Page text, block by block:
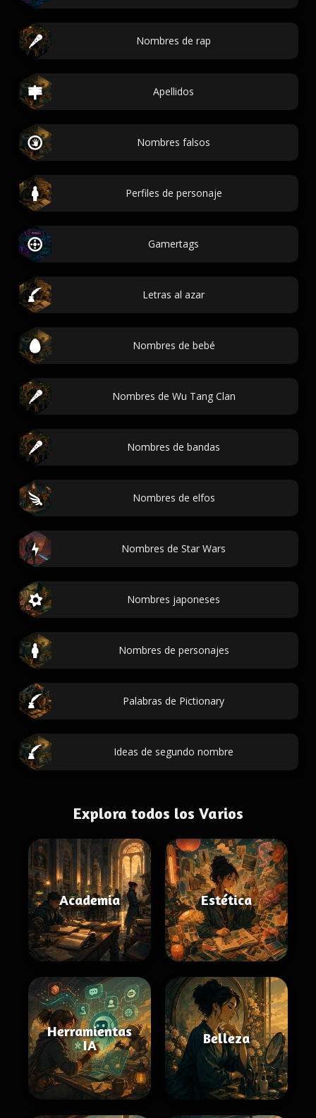
Nombres de rap
Apellidos
Nombres falsos
Perfiles de personaje
Gamertags
Letras al azar
Nombres de bebé
Nombres de Wu Tang Clan
Nombres de bandas
Nombres de elfos
Nombres de Star Wars
Nombres japoneses
Nombres de personajes
Palabras de Pictionary
Ideas de segundo nombre
Explora todos los Varios
Academia Estética
Herramientas
IA
Belleza